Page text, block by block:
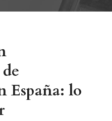
España: lo